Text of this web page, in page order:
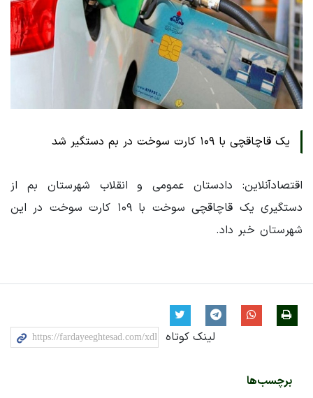
یک قاچاقچی با ۱۰۹ کارت سوخت در بم دستگیر شد
اقتصادآنلاین: دادستان عمومی و انقلاب شهرستان بم از
دستگیری یک قاچاقچی سوخت با ۱۰۹ کارت سوخت در این
شهرستان خبر داد.
لینک کوتاه
برچسب‌ها